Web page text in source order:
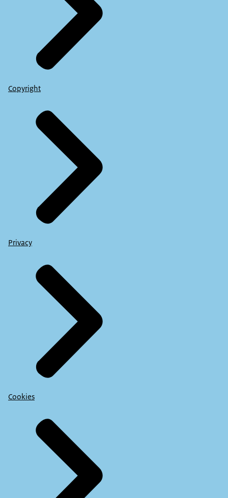
Copyright
Privacy
Cookies